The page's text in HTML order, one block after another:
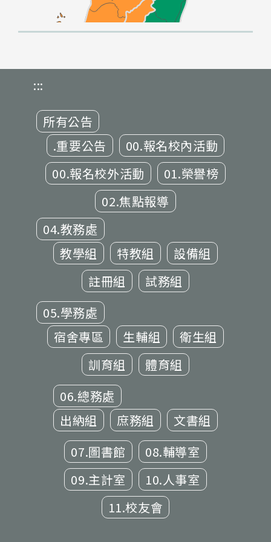
:::
所有公告
.重要公告
00.報名校內活動
00.報名校外活動
01.榮譽榜
02.焦點報導
04.教務處
教學組
特教組
設備組
註冊組
試務組
05.學務處
宿舍專區
生輔組
衛生組
訓育組
體育組
06.總務處
出納組
庶務組
文書組
07.圖書館
08.輔導室
09.主計室
10.人事室
11.校友會